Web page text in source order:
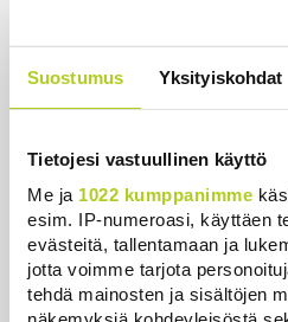
Suostumus Yksityiskohdat
Tietojesi vastuullinen käyttö
Me ja 1022 kumppanimme
esim. IP-numeroasi, käyttäen
evästeitä, tallentamaan ja
jotta voimme tarjota
tehdä mainosten ja sisältöjen
Suomea uhkasivat ääriainekset
oikealta. Ensin piti torpata
– Kyllä Suomessa oli aika
Mannerheimiamyöten olisivat
parlamentaarisen demokratian
järjestelmään, kuten suurin osa